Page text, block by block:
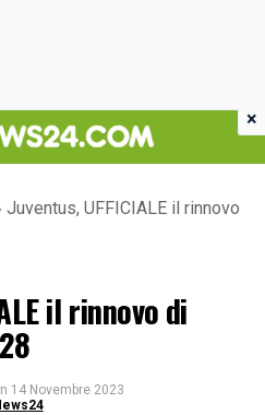
Juventus, UFFICIALE il rinnovo
il rinnovo di
14 Novembre 2023
×